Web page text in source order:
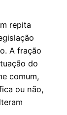
repita
A fração
do
comum,
ou não,